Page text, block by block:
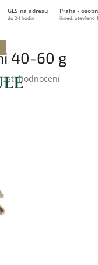
GLS na adresu Praha -
do 24 hodin ihned, otevřeno
KOŠÍK
40-60 g
hodnocení